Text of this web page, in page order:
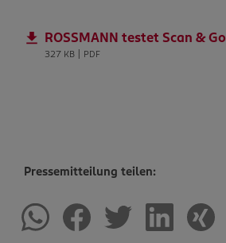
ROSSMANN testet Scan & Go
327 KB | PDF
Pressemitteilung teilen: